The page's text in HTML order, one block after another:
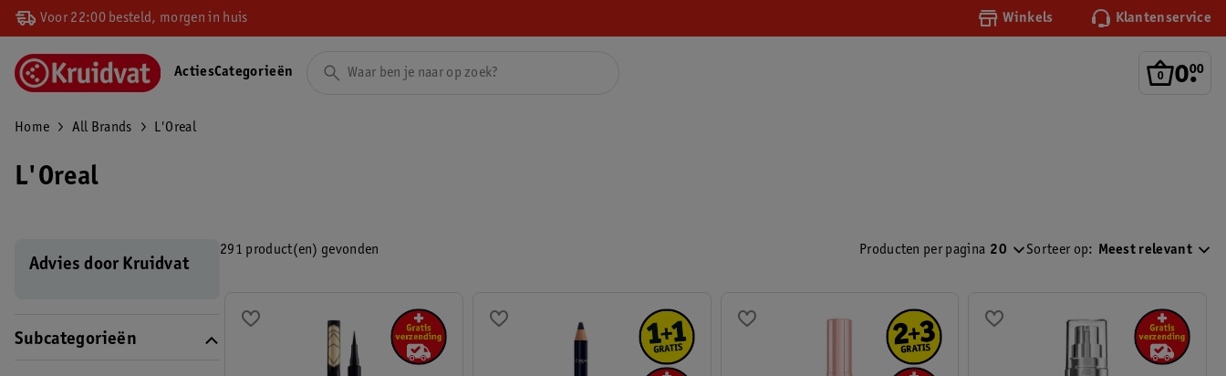
Voor 22:00 besteld, morgen in huis Winkels Klantenservice
0.
00
ActiesCategorieën
Home All Brands L'Oreal
L'Oreal
Advies door Kruidvat
Subcategorieën
291 product(en) gevonden Producten per pagina 20 Sorteer op: Meest relevant